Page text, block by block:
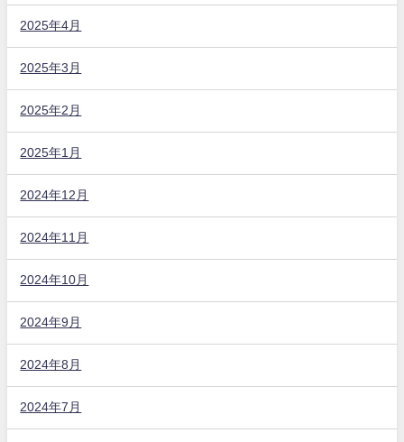
2025年4月
2025年3月
2025年2月
2025年1月
2024年12月
2024年11月
2024年10月
2024年9月
2024年8月
2024年7月